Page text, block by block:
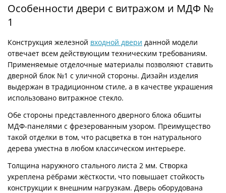
Особенности двери с витражом и МДФ №
1
Конструкция железной входной двери данной модели
отвечает всем действующим техническим требованиям.
Применяемые отделочные материалы позволяют ставить
дверной блок №1 с уличной стороны. Дизайн изделия
выдержан в традиционном стиле, а в качестве украшения
использовано витражное стекло.
Обе стороны представленного дверного блока обшиты
МДФ-панелями с фрезерованным узором. Преимущество
такой отделки в том, что расцветка в тон натурального
дерева уместна в любом классическом интерьере.
Толщина наружного стального листа 2 мм. Створка
укреплена рёбрами жёсткости, что повышает стойкость
конструкции к внешним нагрузкам. Дверь оборудована